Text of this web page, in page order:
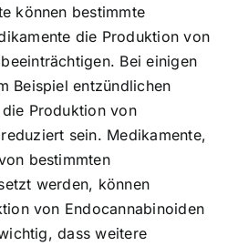
können bestimmte
die Produktion von
Bei einigen
Beispiel entzündlichen
Produktion von
sein. Medikamente,
bestimmten
werden, können
von Endocannabinoiden
dass weitere